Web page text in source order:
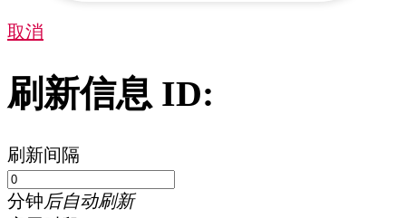
取消
刷新信息 ID:
刷新间隔
分钟后自动刷新